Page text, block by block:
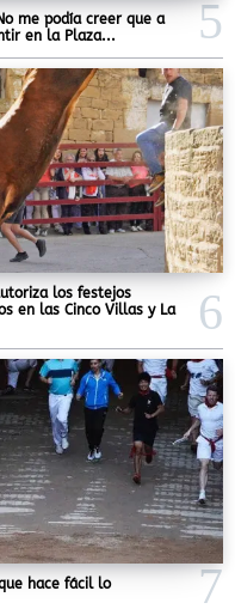
me podía creer que a
en la Plaza...
los festejos
en las Cinco Villas y La
hace fácil lo